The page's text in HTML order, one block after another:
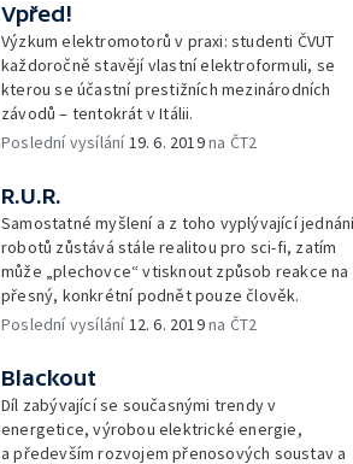
Vpřed!
Výzkum elektromotorů v praxi: studenti ČVUT
každoročně stavějí vlastní elektroformuli, se
kterou se účastní prestižních mezinárodních
závodů – tentokrát v Itálii.
Poslední vysílání19. 6. 2019na ČT2
R.U.R.
Samostatné myšlení a z toho vyplývající
robotů zůstává stále realitou pro sci-fi, zatím
může „plechovce“ vtisknout způsob reakce na
přesný, konkrétní podnět pouze člověk.
Poslední vysílání12. 6. 2019na ČT2
Blackout
Díl zabývající se současnými trendy v
energetice, výrobou elektrické energie,
a především rozvojem přenosových soustav a